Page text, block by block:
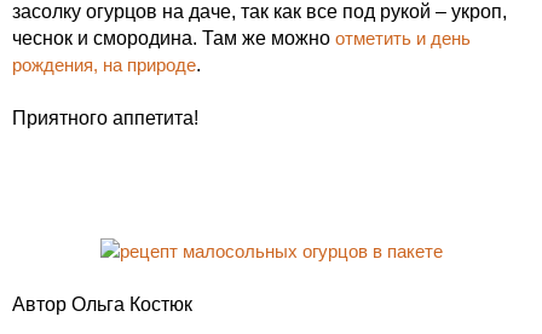
засолку огурцов на даче, так как все под рукой – укроп,
чеснок и смородина. Там же можно отметить и день
рождения, на природе.
Приятного аппетита!
Автор Ольга Костюк